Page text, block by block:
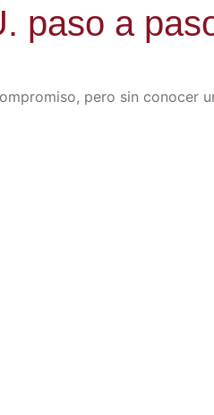
paso a
pero sin conocer